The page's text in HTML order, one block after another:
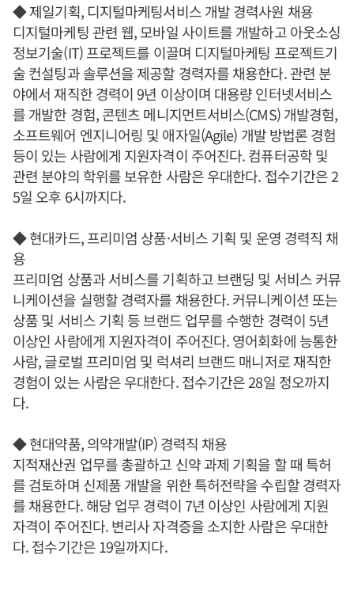
◆ 제일기획, 디지털마케팅서비스 개발 경력사원 채용
디지털마케팅 관련 웹, 모바일 사이트를 개발하고 아웃소싱
정보기술(IT) 프로젝트를 이끌며 디지털마케팅 프로젝트기
술 컨설팅과 솔루션을 제공할 경력자를 채용한다. 관련 분
야에서 재직한 경력이 9년 이상이며 대용량 인터넷서비스
를 개발한 경험, 콘텐츠 메니지먼트서비스(CMS) 개발경험,
소프트웨어 엔지니어링 및 애자일(Agile) 개발 방법론 경험
등이 있는 사람에게 지원자격이 주어진다. 컴퓨터공학 및
관련 분야의 학위를 보유한 사람은 우대한다. 접수기간은 2
5일 오후 6시까지다.
◆ 현대카드, 프리미엄 상품·서비스 기획 및 운영 경력직 채
용
프리미엄 상품과 서비스를 기획하고 브랜딩 및 서비스 커뮤
니케이션을 실행할 경력자를 채용한다. 커뮤니케이션 또는
상품 및 서비스 기획 등 브랜드 업무를 수행한 경력이 5년
이상인 사람에게 지원자격이 주어진다. 영어회화에 능통한
사람, 글로벌 프리미엄 및 럭셔리 브랜드 매니저로 재직한
경험이 있는 사람은 우대한다. 접수기간은 28일 정오까지
다.
◆ 현대약품, 의약개발(IP) 경력직 채용
지적재산권 업무를 총괄하고 신약 과제 기획을 할 때 특허
를 검토하며 신제품 개발을 위한 특허전략을 수립할 경력자
를 채용한다. 해당 업무 경력이 7년 이상인 사람에게 지원
자격이 주어진다. 변리사 자격증을 소지한 사람은 우대한
다. 접수기간은 19일까지다.